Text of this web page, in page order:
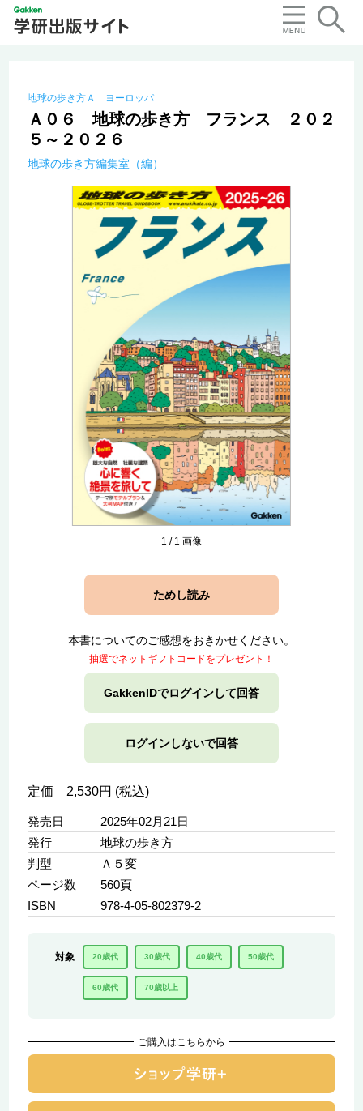
地球の歩き方Ａ ヨーロッパ
Ａ０６ 地球の歩き方 フランス ２０２
５～２０２６
地球の歩き方編集室（編）
1 / 1 画像
ためし読み
本書についてのご感想をおきかせください。
抽選でネットギフトコードをプレゼント！
GakkenIDでログインして回答
ログインしないで回答
定価 2,530円 (税込)
発売日
2025年02月21日
発行
地球の歩き方
判型
Ａ５変
ページ数
560頁
ISBN
978-4-05-802379-2
対象 20歳代 30歳代 40歳代 50歳代
60歳代 70歳以上
ご購入はこちらから